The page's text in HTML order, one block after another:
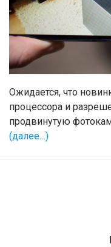
Ожидается, что
процессора и
продвинутую
(далее…)